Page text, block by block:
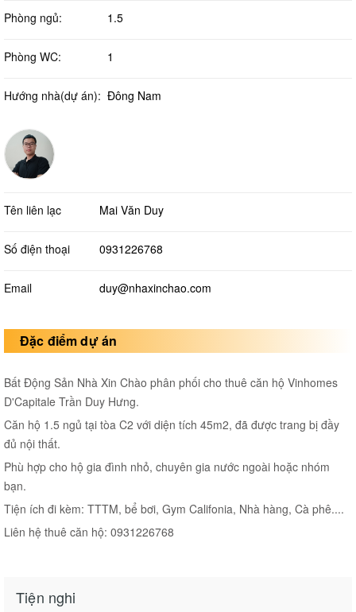
Phòng ngủ: 1.5
Phòng WC: 1
Hướng nhà(dự án): Đông Nam
Tên liên lạc Mai Văn Duy
Số điện thoại 0931226768
Email duy@nhaxinchao.com
Đặc điểm dự án
Bất Động Sản Nhà Xin Chào phân phối cho thuê căn hộ Vinhomes
D'Capitale Trần Duy Hưng.
Căn hộ 1.5 ngủ tại tòa C2 với diện tích 45m2, đã được trang bị đầy
đủ nội thất.
Phù hợp cho hộ gia đình nhỏ, chuyên gia nước ngoài hoặc nhóm
bạn.
Tiện ích đi kèm: TTTM, bể bơi, Gym Califonia, Nhà hàng, Cà phê....
Liên hệ thuê căn hộ: 0931226768
Tiện nghi